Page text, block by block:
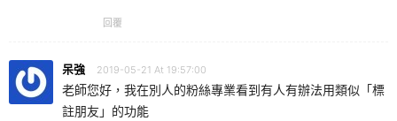
回覆
呆強 2019-05-21 At 19:57:00
老師您好，我在別人的粉絲專業看到有人有辦法用類似「標
註朋友」的功能